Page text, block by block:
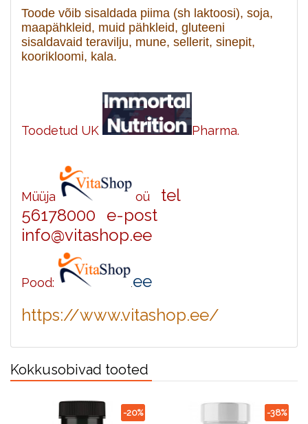
Toode võib sisaldada piima (sh laktoosi), soja,
maapähkleid, muid pähkleid, gluteeni
sisaldavaid teravilju, mune, sellerit, sinepit,
koorikloomi, kala.
Toodetud UK Pharma.
Müüja oü
tel
56178000
e-post
info@vitashop.ee
Pood: .ee
https://www.vitashop.ee/
Kokkusobivad tooted
-20% -38%